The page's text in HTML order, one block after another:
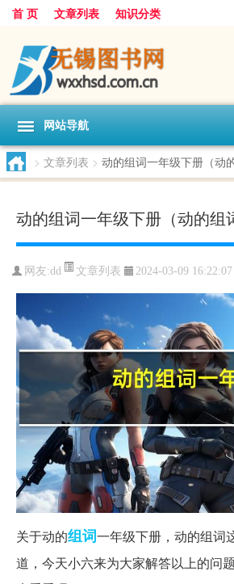
首 页 文章列表 知识分类
网站导航
> 文章列表 > 动的组词一年级下册（动
动的组词一年级下册（动的组
网友:dd 文章列表 2024-03-09 16:22:07
关于动的组词一年级下册，动的组词
道，今天小六来为大家解答以上的问